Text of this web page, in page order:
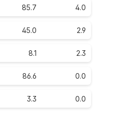
85.7 4.0
45.0 2.9
8.1 2.3
86.6 0.0
3.3 0.0